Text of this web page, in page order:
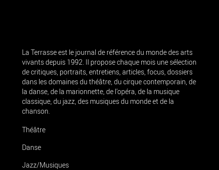
La Terrasse est le journal de référence du monde des arts
vivants depuis 1992. Il propose chaque mois une sélection
de critiques, portraits, entretiens, articles, focus, dossiers
dans les domaines du théâtre, du cirque contemporain, de
la danse, de la marionnette, de l’opéra, de la musique
classique, du jazz, des musiques du monde et de la
chanson.
Théâtre
Danse
Jazz/Musiques